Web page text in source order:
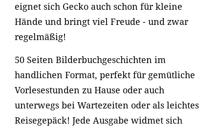
eignet sich Gecko auch schon für kleine
Hände und bringt viel Freude - und zwar
regelmäßig!
50 Seiten Bilderbuchgeschichten im
handlichen Format, perfekt für gemütliche
Vorlesestunden zu Hause oder auch
unterwegs bei Wartezeiten oder als leichtes
Reisegepäck! Jede Ausgabe widmet sich